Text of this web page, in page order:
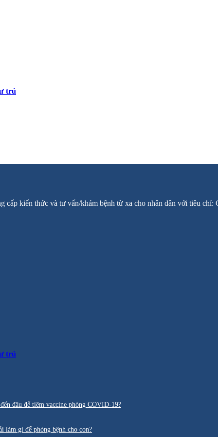
trú
cấp kiến thức và tư vấn/khám bệnh từ xa cho nhân dân với tiêu
trú
đâu để tiêm vaccine phòng COVID-19?
làm gì để phòng bệnh cho con?